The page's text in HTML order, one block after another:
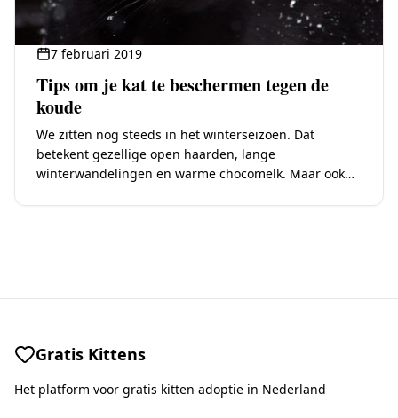
7 februari 2019
Tips om je kat te beschermen tegen de
koude
We zitten nog steeds in het winterseizoen. Dat
betekent gezellige open haarden, lange
winterwandelingen en warme chocomelk. Maar ook
Gratis Kittens
Het platform voor gratis kitten adoptie in Nederland